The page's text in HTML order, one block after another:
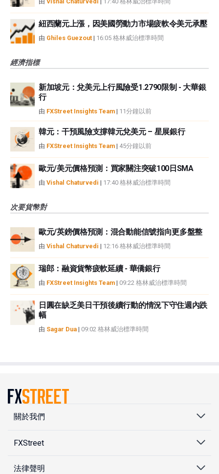
紐西蘭元上漲，因美國勞動力市場疲軟令美元承壓
由 Ghiles Guezout | 16:05 格林威治標準時間
經濟指標
新加坡元：兌美元上行風險受1.2790限制 - 大華銀
行
由 FXStreet Insights Team | 11分鐘以前
韓元：干預風險支撐韓元兌美元 – 星展銀行
由 FXStreet Insights Team | 45分鐘以前
歐元/美元價格預測：買家關注突破100日SMA
由 Vishal Chaturvedi | 17:40 格林威治標準時間
次要貨幣對
歐元/英鎊價格預測：混合動能信號指向更多盤整
由 Vishal Chaturvedi | 12:16 格林威治標準時間
瑞郎：融資貨幣疲軟延續 - 華僑銀行
由 FXStreet Insights Team | 09:22 格林威治標準時間
日圓在缺乏美日干預後續行動的情況下守住週內跌
幅
由 Sagar Dua | 09:02 格林威治標準時間
關於我們
FXStreet
法律聲明